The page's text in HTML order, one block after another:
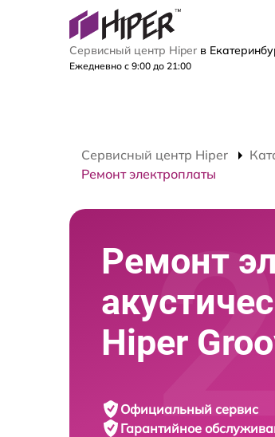
Сервисный центр Hiper в
Ежедневно с 9:00 до 21:00
Сервисный центр Hiper
Ремонт электроплаты
Ремонт
Hiper
Официальный сервис
Гарантийное